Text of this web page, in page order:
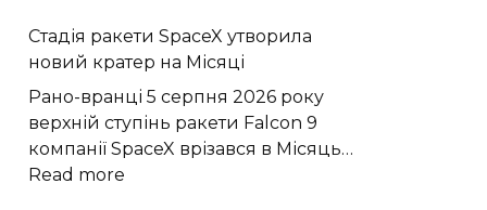
Стадія ракети SpaceX утворила
новий кратер на Місяці
Рано-вранці 5 серпня 2026 року
верхній ступінь ракети Falcon 9
компанії SpaceX врізався в Місяць…
Read more